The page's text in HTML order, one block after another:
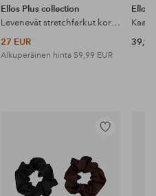
Ellos Plus collection
Levenevät stretchfarkut korkealla vyötäröllä
27 EUR
Alkuperäinen hinta 59,99 EUR
Ellos
39,99
Lisää